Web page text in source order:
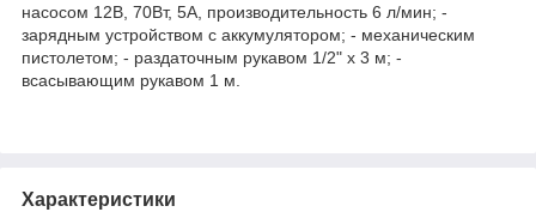
насосом 12В, 70Вт, 5А, производительность 6 л/мин; -
зарядным устройством с аккумулятором; - механическим
пистолетом; - раздаточным рукавом 1/2" x 3 м; -
всасывающим рукавом 1 м.
Характеристики